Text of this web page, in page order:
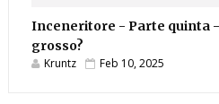
Inceneritore - Parte quinta
grosso?
Kruntz Feb 10, 2025